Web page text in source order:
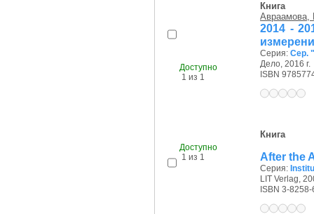
Доступно
1 из 1
Книга
2014 -
Серия: Сер.
Дело, 2016 г.
ISBN
Доступно
1 из 1
Книга
After the
Серия:
LIT Verlag,
ISBN 3-